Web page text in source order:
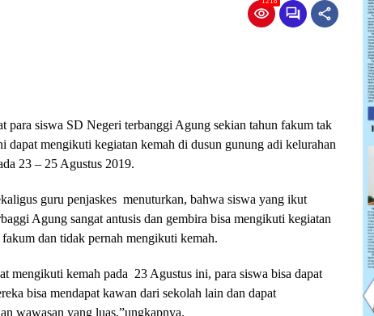
para siswa SD Negeri terbanggi Agung sekian tahun fakum tak
dapat mengikuti kegiatan kemah di dusun gunung adi kelurahan
23 – 25 Agustus 2019.
guru penjaskes menuturkan, bahwa siswa yang ikut
Agung sangat antusis dan gembira bisa mengikuti kegiatan
dan tidak pernah mengikuti kemah.
mengikuti kemah pada 23 Agustus ini, para siswa bisa dapat
bisa mendapat kawan dari sekolah lain dan dapat
wawasan yang luas,”ungkapnya.